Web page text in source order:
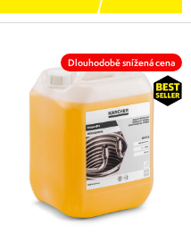
Dlouhodobě snížená cena